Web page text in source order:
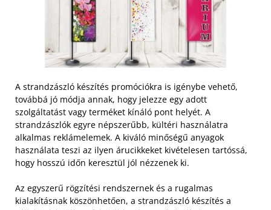
A strandzászló készítés promóciókra is igénybe vehető,
továbbá jó módja annak, hogy jelezze egy adott
szolgáltatást vagy terméket kínáló pont helyét. A
strandzászlók egyre népszerűbb, kültéri használatra
alkalmas reklámelemek. A kiváló minőségű anyagok
használata teszi az ilyen árucikkeket kivételesen tartóssá,
hogy hosszú időn keresztül jól nézzenek ki.
Az egyszerű rögzítési rendszernek és a rugalmas
kialakításnak köszönhetően, a strandzászló készítés a